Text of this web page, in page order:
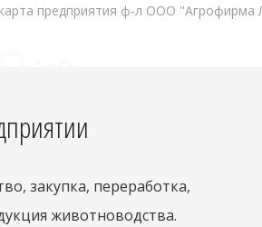
предприятия ф-л ООО "Агрофирма
закупка, переработка,
животноводства.